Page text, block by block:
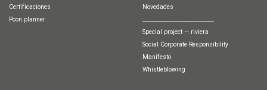
Certificaciones
pcon.planner
Novedades
special project — riviera
Social Corporate Responsibility
Manifesto
whistleblowing